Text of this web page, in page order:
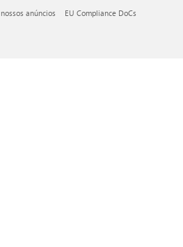
anúncios EU Compliance DoCs